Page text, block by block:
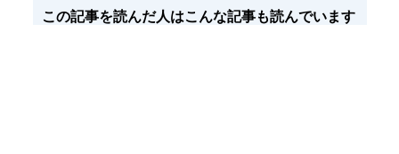
この記事を読んだ人はこんな記事も読んでいます